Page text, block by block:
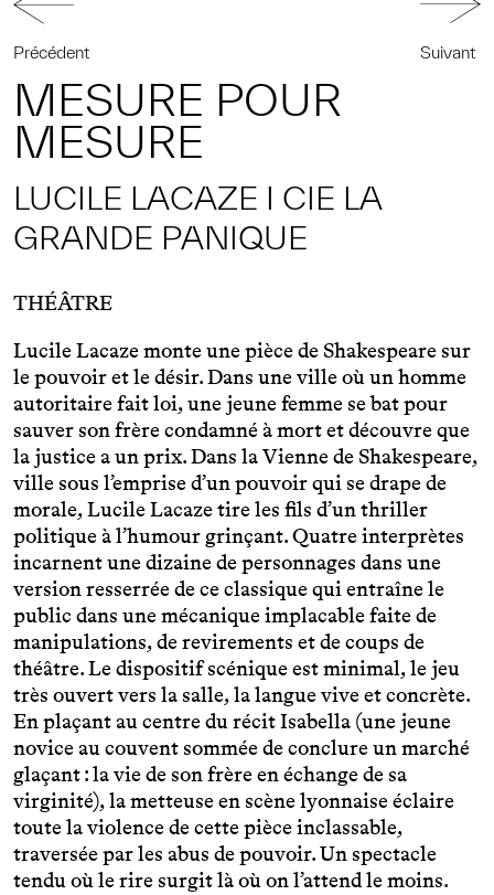
Précédent Suivant
MESURE POUR
MESURE
LUCILE LACAZE I CIE LA
GRANDE PANIQUE
THÉÂTRE
Lucile Lacaze monte une pièce de Shakespeare sur
le pouvoir et le désir. Dans une ville où un homme
autoritaire fait loi, une jeune femme se bat pour
sauver son frère condamné à mort et découvre que
la justice a un prix. Dans la Vienne de Shakespeare,
ville sous l’emprise d’un pouvoir qui se drape de
morale, Lucile Lacaze tire les fils d’un thriller
politique à l’humour grinçant. Quatre interprètes
incarnent une dizaine de personnages dans une
version resserrée de ce classique qui entraîne le
public dans une mécanique implacable faite de
manipulations, de revirements et de coups de
théâtre. Le dispositif scénique est minimal, le jeu
très ouvert vers la salle, la langue vive et concrète.
En plaçant au centre du récit Isabella (une jeune
novice au couvent sommée de conclure un marché
glaçant : la vie de son frère en échange de sa
virginité), la metteuse en scène lyonnaise éclaire
toute la violence de cette pièce inclassable,
traversée par les abus de pouvoir. Un spectacle
tendu où le rire surgit là où on l’attend le moins.